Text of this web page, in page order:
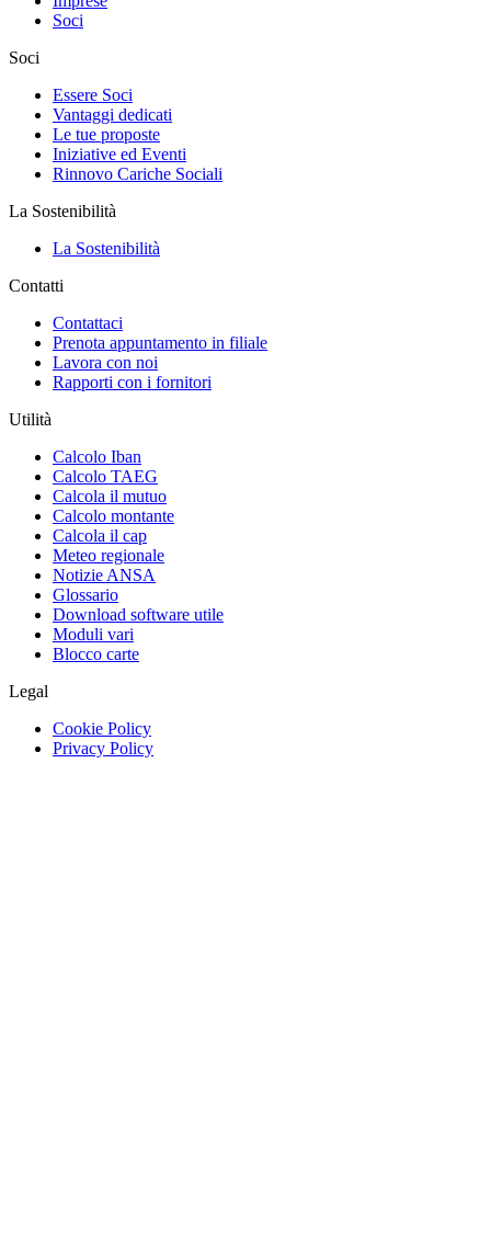
Soci
Soci
Essere Soci
Vantaggi dedicati
Le tue proposte
Iniziative ed Eventi
Rinnovo Cariche Sociali
La Sostenibilità
La Sostenibilità
Contatti
Contattaci
Prenota appuntamento in filiale
Lavora con noi
Rapporti con i fornitori
Utilità
Calcolo Iban
Calcolo TAEG
Calcola il mutuo
Calcolo montante
Calcola il cap
Meteo regionale
Notizie ANSA
Glossario
Download software utile
Moduli vari
Blocco carte
Legal
Cookie Policy
Privacy Policy